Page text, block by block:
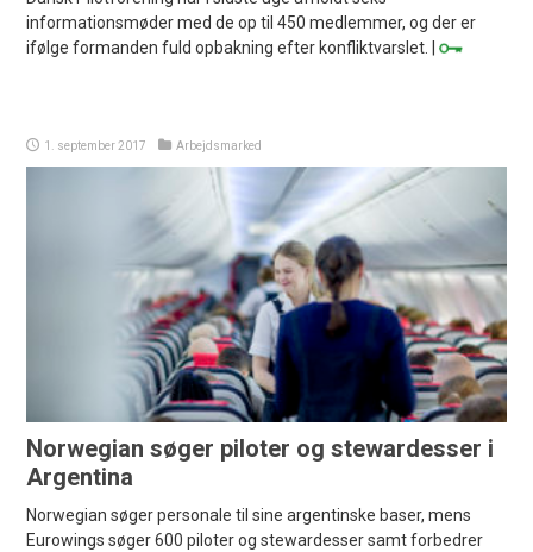
informationsmøder med de op til 450 medlemmer, og der er
ifølge formanden fuld opbakning efter konfliktvarslet. |
1. september 2017 Arbejdsmarked
Norwegian søger piloter og stewardesser i
Argentina
Norwegian søger personale til sine argentinske baser, mens
Eurowings søger 600 piloter og stewardesser samt forbedrer